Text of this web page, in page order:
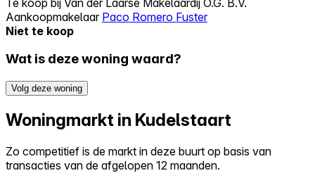
Aankoopmakelaar Paco Romero Fuster
Niet te koop
Wat is deze woning waard?
Volg deze woning
Woningmarkt in Kudelstaart
Zo competitief is de markt in deze buurt op basis van
transacties van de afgelopen 12 maanden.